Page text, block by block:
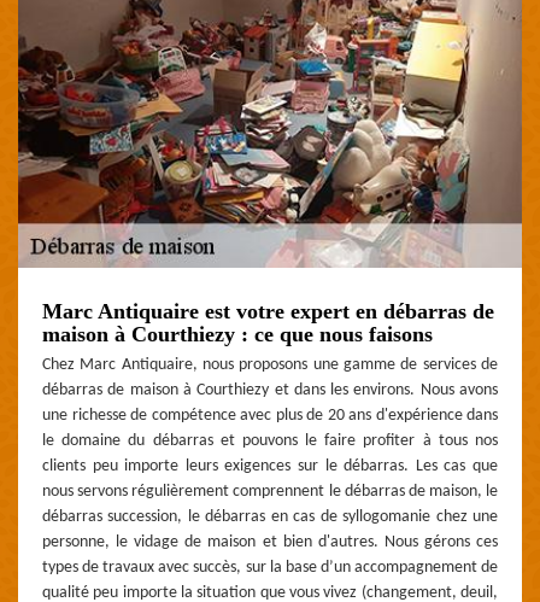
Marc Antiquaire est votre expert en débarras de
maison à Courthiezy : ce que nous faisons
Chez Marc Antiquaire, nous proposons une gamme de services de
débarras de maison à Courthiezy et dans les environs. Nous avons
une richesse de compétence avec plus de 20 ans d'expérience dans
le domaine du débarras et pouvons le faire profiter à tous nos
clients peu importe leurs exigences sur le débarras. Les cas que
nous servons régulièrement comprennent le débarras de maison, le
débarras succession, le débarras en cas de syllogomanie chez une
personne, le vidage de maison et bien d'autres. Nous gérons ces
types de travaux avec succès, sur la base d’un accompagnement de
qualité peu importe la situation que vous vivez (changement, deuil,